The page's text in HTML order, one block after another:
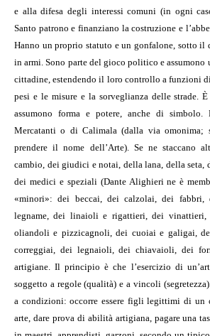
e alla difesa degli interessi comuni (in ogni
Santo patrono e finanziano la costruzione e
Hanno un proprio statuto e un gonfalone, sotto il
in armi. Sono parte del gioco politico e
cittadine, estendendo il loro controllo a funzioni
pesi e le misure e la sorveglianza delle strade.
assumono forma e potere, anche di
Mercatanti o di Calimala (dalla via omonima;
prendere il nome dell’Arte). Se ne staccano
cambio, dei giudici e notai, della lana, della seta,
dei medici e speziali (Dante Alighieri ne è
«minori»: dei beccai, dei calzolai, dei fabbri,
legname, dei linaioli e rigattieri, dei vinattieri,
oliandoli e pizzicagnoli, dei cuoiai e galigai,
correggiai, dei legnaioli, dei chiavaioli, dei
artigiane. Il principio è che l’esercizio di
soggetto a regole (qualità) e a vincoli
a condizioni: occorre essere figli legittimi di un
arte, dare prova di abilità artigiana, pagare una